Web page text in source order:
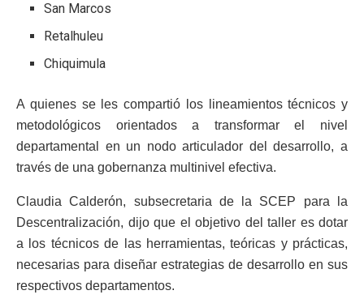
San Marcos
Retalhuleu
Chiquimula
A quienes se les compartió los lineamientos técnicos y
metodológicos orientados a transformar el nivel
departamental en un nodo articulador del desarrollo, a
través de una gobernanza multinivel efectiva.
Claudia Calderón, subsecretaria de la SCEP para la
Descentralización, dijo que el objetivo del taller es dotar
a los técnicos de las herramientas, teóricas y prácticas,
necesarias para diseñar estrategias de desarrollo en sus
respectivos departamentos.